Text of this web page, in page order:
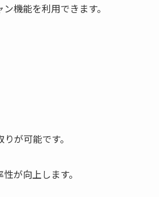
機能を利用できます。
が可能です。
が向上します。